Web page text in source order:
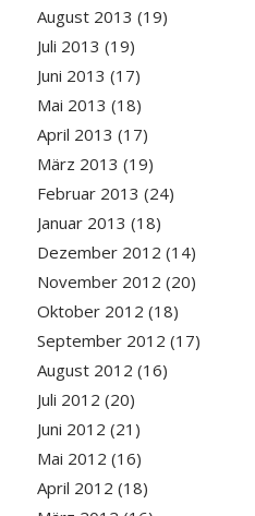
August 2013 (19)
Juli 2013 (19)
Juni 2013 (17)
Mai 2013 (18)
April 2013 (17)
März 2013 (19)
Februar 2013 (24)
Januar 2013 (18)
Dezember 2012 (14)
November 2012 (20)
Oktober 2012 (18)
September 2012 (17)
August 2012 (16)
Juli 2012 (20)
Juni 2012 (21)
Mai 2012 (16)
April 2012 (18)